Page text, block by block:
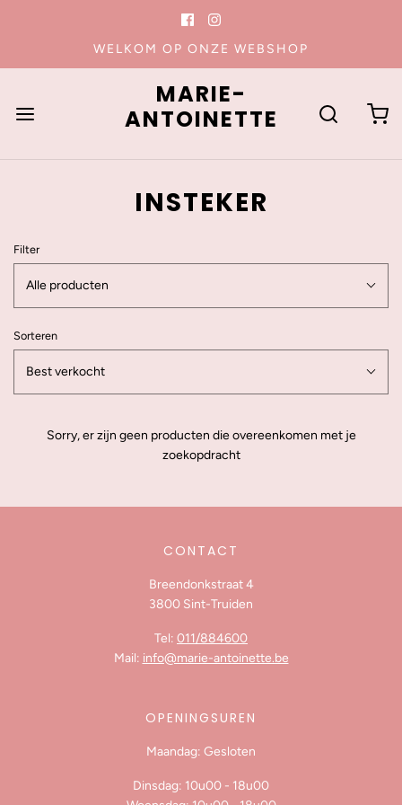
WELKOM OP ONZE WEBSHOP
MARIE-
ANTOINETTE
INSTEKER
Filter
Alle producten
Sorteren
Best verkocht
Sorry, er zijn geen producten die overeenkomen met je
zoekopdracht
CONTACT
Breendonkstraat 4
3800 Sint-Truiden
Tel: 011/884600
Mail: info@marie-antoinette.be
OPENINGSUREN
Maandag: Gesloten
Dinsdag: 10u00 - 18u00